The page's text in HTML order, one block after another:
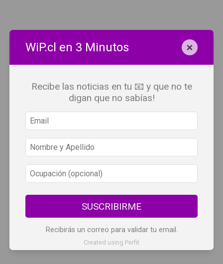
Wine Independent Press Chile, cuenta con derechos de
propiedad intelectual.
WiP.cl en 3 Minutos ×
Recibe las noticias en tu 📧 y que no te
digan que no sabías!
SUSCRIBIRME
Recibirás un correo para validar tu email.
Created using Perfit